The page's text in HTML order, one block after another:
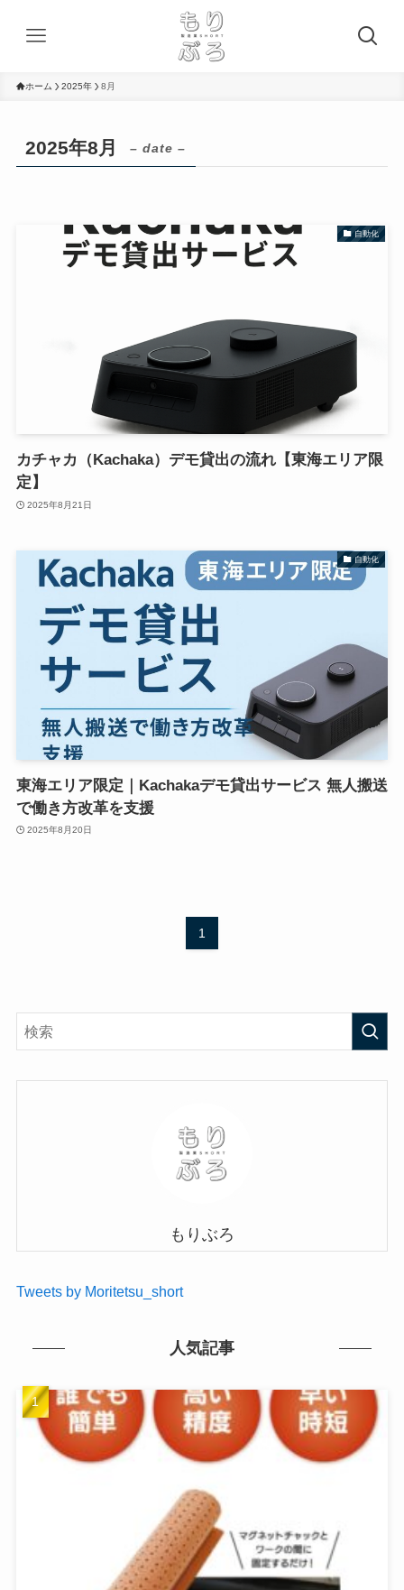
ホーム 2025年 8月
2025年8月 – date –
自動化
カチャカ（Kachaka）デモ貸出の流れ【東海エリア限
定】
2025年8月21日
自動化
東海エリア限定｜Kachakaデモ貸出サービス 無人搬送
で働き方改革を支援
2025年8月20日
1
もりぶろ
Tweets by Moritetsu_short
人気記事